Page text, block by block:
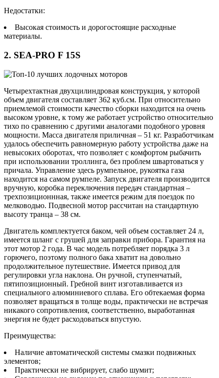
Недостатки:
Высокая стоимость и дорогостоящие расходные
материалы.
2. SEA-PRO F 15S
Четырехтактная двухцилиндровая конструкция, у которой
объем двигателя составляет 362 куб.см. При относительно
приемлемой стоимости качество сборки находится на очень
высоком уровне, к тому же работает устройство относительно
тихо по сравнению с другими аналогами подобного уровня
мощности. Масса двигателя приличная – 51 кг. Разработчикам
удалось обеспечить равномерную работу устройства даже на
невысоких оборотах, что позволяет с комфортом рыбачить
при использовании троллинга, без проблем швартоваться у
причала. Управление здесь румпельное, рукоятка газа
находится на самом румпеле. Запуск двигателя производится
вручную, коробка переключения передач стандартная –
трехпозиционнная, также имеется режим для поездок по
мелководью. Подвесной мотор рассчитан на стандартную
высоту транца – 38 см.
Двигатель комплектуется баком, чей объем составляет 24 л,
имеется шланг с грушей для заправки прибора. Гарантия на
этот мотор 2 года. В час модель потребляет порядка 3 л
горючего, поэтому полного бака хватит на довольно
продолжительное путешествие. Имеется привод для
регулировки угла наклона. Он ручной, ступенчатый,
пятипозиционный. Гребной винт изготавливается из
специального алюминиевого сплава. Его обтекаемая форма
позволяет вращаться в толще воды, практически не встречая
никакого сопротивления, соответственно, выработанная
энергия не будет расходоваться впустую.
Преимущества:
Наличие автоматической системы смазки подвижных
элементов;
Практически не вибрирует, слабо шумит;